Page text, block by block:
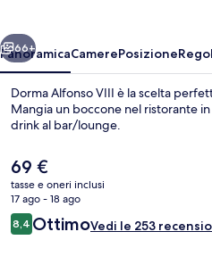
Avanti
66+
PanoramicaCamerePosizione
Dorma Alfonso VIII è la scelta
Mangia un boccone nel ristorante
drink al bar/lounge.
Il
prezzo
attuale
è
69 €
69 €
tasse e oneri inclusi
17 ago - 18 ago
Recensioni
8,48,4 su 10
OttimoVedi le 253